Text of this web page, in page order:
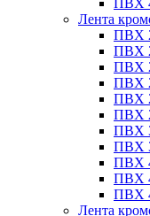
Лента
ПВХ
ПВХ
ПВХ
ПВХ
ПВХ
ПВХ
ПВХ
ПВХ
ПВХ
ПВХ
ПВХ
Лента